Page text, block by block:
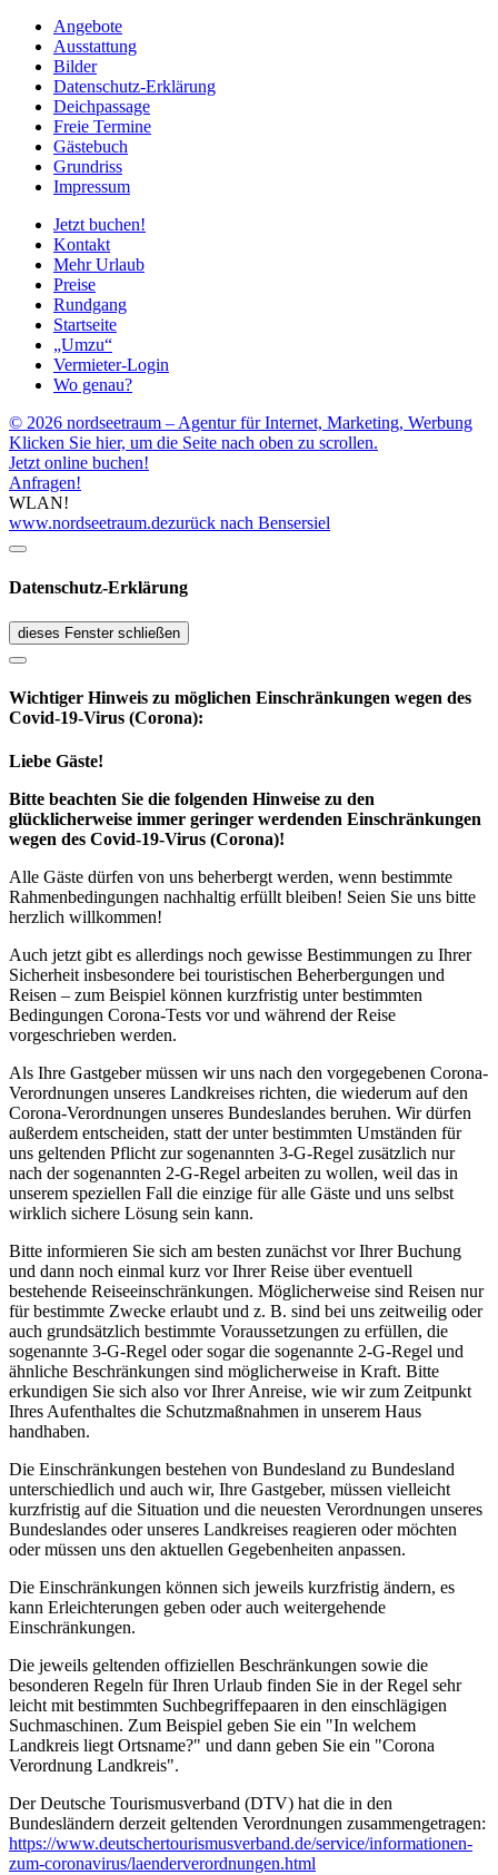
Angebote
Ausstattung
Bilder
Datenschutz-Erklärung
Deichpassage
Freie Termine
Gästebuch
Grundriss
Impressum
Jetzt buchen!
Kontakt
Mehr Urlaub
Preise
Rundgang
Startseite
„Umzu“
Vermieter-Login
Wo genau?
© 2026 nordseetraum – Agentur für Internet, Marketing, Werbung
Klicken Sie hier, um die Seite nach oben zu scrollen.
Jetzt online buchen!
Anfragen!
WLAN!
www.nordseetraum.dezurück nach Bensersiel
Datenschutz-Erklärung
dieses Fenster schließen
Wichtiger Hinweis zu möglichen Ein­schränk­ungen wegen des
Covid-19-Virus (Corona):
Liebe Gäste!
Bitte beachten Sie die folgenden Hinweise zu den
glücklicherweise immer geringer werdenden Einschränkungen
wegen des Covid-19-Virus (Corona)!
Alle Gäste dürfen von uns beherbergt werden, wenn bestimmte
Rahmenbedingungen nachhaltig erfüllt bleiben! Seien Sie uns bitte
herzlich willkommen!
Auch jetzt gibt es allerdings noch gewisse Bestimmungen zu Ihrer
Sicherheit insbesondere bei touristischen Beherbergungen und
Reisen – zum Beispiel können kurzfristig unter bestimmten
Bedingungen Corona-Tests vor und während der Reise
vorgeschrieben werden.
Als Ihre Gastgeber müssen wir uns nach den vorgegebenen Corona-
Verordnungen unseres Landkreises richten, die wiederum auf den
Corona-Verordnungen unseres Bundeslandes beruhen. Wir dürfen
außerdem entscheiden, statt der unter bestimmten Umständen für
uns geltenden Pflicht zur sogenannten 3-G-Regel zusätzlich nur
nach der sogenannten 2-G-Regel arbeiten zu wollen, weil das in
unserem speziellen Fall die einzige für alle Gäste und uns selbst
wirklich sichere Lösung sein kann.
Bitte informieren Sie sich am besten zunächst vor Ihrer Buchung
und dann noch einmal kurz vor Ihrer Reise über eventuell
bestehende Reiseeinschränkungen. Möglicherweise sind Reisen nur
für bestimmte Zwecke erlaubt und z. B. sind bei uns zeitweilig oder
auch grundsätzlich bestimmte Voraussetzungen zu erfüllen, die
sogenannte 3-G-Regel oder sogar die sogenannte 2-G-Regel und
ähnliche Beschränkungen sind möglicherweise in Kraft. Bitte
erkundigen Sie sich also vor Ihrer Anreise, wie wir zum Zeitpunkt
Ihres Aufenthaltes die Schutzmaßnahmen in unserem Haus
handhaben.
Die Einschränkungen bestehen von Bundesland zu Bundesland
unterschiedlich und auch wir, Ihre Gastgeber, müssen vielleicht
kurzfristig auf die Situation und die neuesten Verordnungen unseres
Bundeslandes oder unseres Landkreises reagieren oder möchten
oder müssen uns den aktuellen Gegebenheiten anpassen.
Die Einschränkungen können sich jeweils kurzfristig ändern, es
kann Erleichterungen geben oder auch weitergehende
Einschränkungen.
Die jeweils geltenden offiziellen Beschränkungen sowie die
besonderen Regeln für Ihren Urlaub finden Sie in der Regel sehr
leicht mit bestimmten Suchbegriffepaaren in den einschlägigen
Suchmaschinen. Zum Beispiel geben Sie ein "In welchem
Landkreis liegt Ortsname?" und dann geben Sie ein "Corona
Verordnung Landkreis".
Der Deutsche Tourismusverband (DTV) hat die in den
Bundesländern derzeit geltenden Verordnungen zusammengetragen:
https://www.deutscher­tourismusverband.de/­service/­informationen-
zum-coronavirus/­laenderverordnungen.html